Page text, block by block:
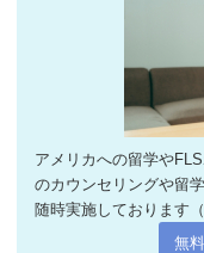
アメリカへの留学や
のカウンセリングや留
随時実施しております
無